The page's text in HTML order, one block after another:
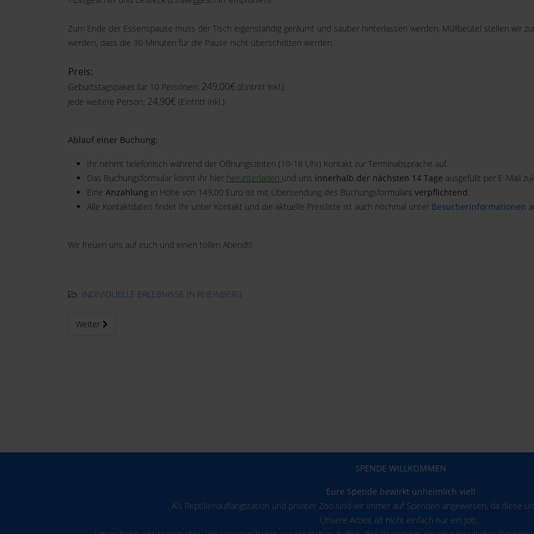
Zum Ende der Essenspause muss der Tisch eigenständig geräumt und sauber hinterlassen werden, Müllbeutel stellen wir
werden, dass die 30 Minuten für die Pause nicht überschritten werden.
Preis:
Geburtstagspaket für 10 Personen: 249,00€ (Eintritt inkl.)
Jede weitere Person: 24,90€ (Eintritt inkl.)
Ablauf einer Buchung:
Ihr nehmt telefonisch während der Öffnungszeiten (10-18 Uhr) Kontakt zur Terminabsprache auf.
Das Buchungsformular könnt ihr hier herunterladen und uns innerhalb der nächsten 14 Tage ausgefüllt per E-Mail
Eine Anzahlung in Höhe von 149,00 Euro ist mit Übersendung des Buchungsformulars verpflichtend.
Alle Kontaktdaten findet Ihr unter Kontakt und die aktuelle Preisliste ist auch nochmal unter Besucherinformationen
Wir freuen uns auf euch und einen tollen Abend!!!
INDIVIDUELLE ERLEBNISSE IN RHEINBERG
Nächster Beitrag: Das Beratungsgespräch
Weiter
SPENDE WILLKOMMEN
Eure Spende bewirkt unheimlich viel!
Als Reptilienauffangstation und privater Zoo sind wir immer auf Spenden angewiesen, da diese
Unsere Arbeit ist nicht einfach nur ein Job...